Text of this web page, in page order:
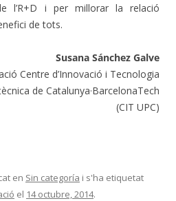
l’R+D i per millorar la relació
de tots.
Susana Sánchez Galve
Centre d’Innovació i Tecnologia
de Catalunya·BarcelonaTech
(CIT UPC)
en Sin categoría i s'ha etiquetat
el 14 octubre, 2014.